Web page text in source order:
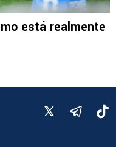
está realmente